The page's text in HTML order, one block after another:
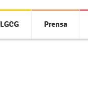
LGCG Prensa